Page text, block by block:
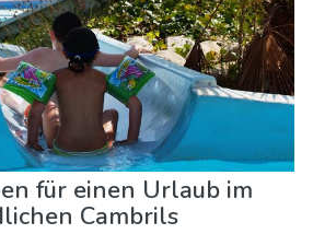
für einen Urlaub im
Cambrils